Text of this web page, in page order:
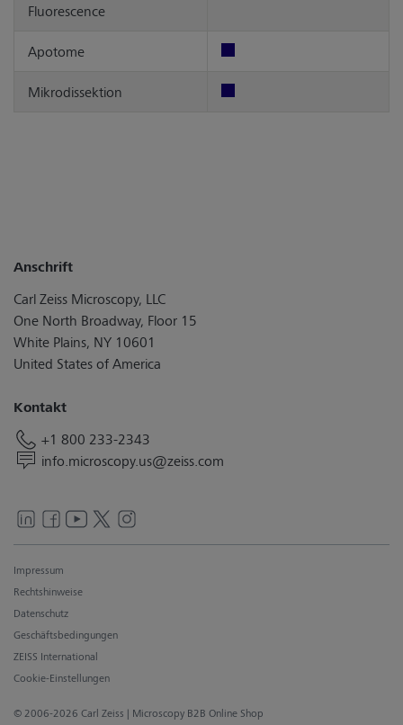
Fluorescence
Apotome
Mikrodissektion
Anschrift
Carl Zeiss Microscopy, LLC
One North Broadway, Floor 15
White Plains, NY 10601
United States of America
Kontakt
+1 800 233-2343
info.microscopy.us@zeiss.com
© 2006-2026 Carl Zeiss | Microscopy B2B Online Shop
Impressum
Rechtshinweise
Datenschutz
Geschäftsbedingungen
ZEISS International
Cookie-Einstellungen